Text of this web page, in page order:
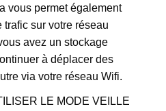
vous permet également
sur votre réseau
avez un stockage
à déplacer des
via votre réseau Wifi.
LE MODE VEILLE